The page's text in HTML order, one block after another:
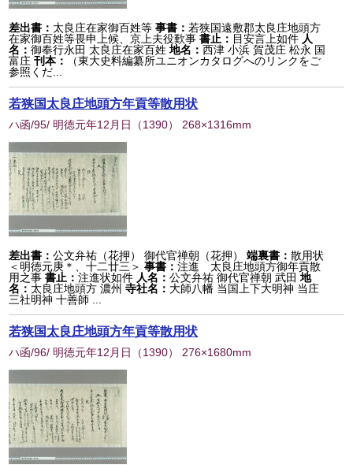
差出書： 太良庄在家御百姓等 事書：若狭国遠敷郡太良庄地頭方
在家御百姓等畏申上候、京上夫役歎事 書止： 目安言上如件 人
名：御奉行永田 太良庄在家百姓 地名：西津 小浜 賀茂庄 松永 国
富庄 刊本：
（東大史料編纂所ユニオンカタログへのリンクをご
参照くだ...
若狭国太良庄地頭方年貢等散用状
ハ函/95/ 明徳元年12月日 （1390） 268×1316mm
差出書：公文弁祐（花押） 御代官禅朝（花押） 端裏書：散用状
＜明徳元庚＊、十二廿三＞ 事書：注進 太良庄地頭方御年貢散
用之事 書止：注進状如件 人名：公文弁祐 御代官禅朝 武田 地
名： 太良庄地頭方 濃州 寺社名： 大師八幡 当国上下大明神 当庄
三社明神 十善師 ...
若狭国太良庄地頭方年貢等散用状
ハ函/96/ 明徳元年12月日 （1390） 276×1680mm